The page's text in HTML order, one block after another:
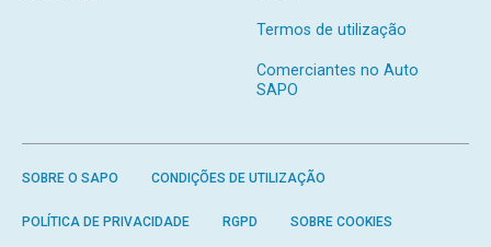
Termos de utilização
Comerciantes no Auto
SAPO
SOBRE O SAPO CONDIÇÕES DE UTILIZAÇÃO
POLÍTICA DE PRIVACIDADE RGPD SOBRE COOKIES